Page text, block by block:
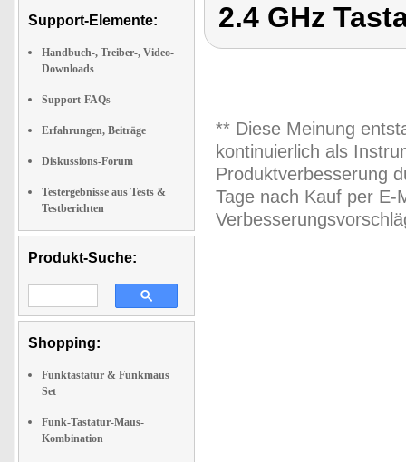
Support-Elemente:
Handbuch-, Treiber-, Video-
Downloads
Support-FAQs
Erfahrungen, Beiträge
Diskussions-Forum
Testergebnisse aus Tests &
Testberichten
Produkt-Suche:
Shopping:
Funktastatur & Funkmaus
Set
Funk-Tastatur-Maus-
Kombination
2.4 GHz
** Diese Meinung
kontinuierlich als
Produktverbesserung
Tage nach Kauf per E-